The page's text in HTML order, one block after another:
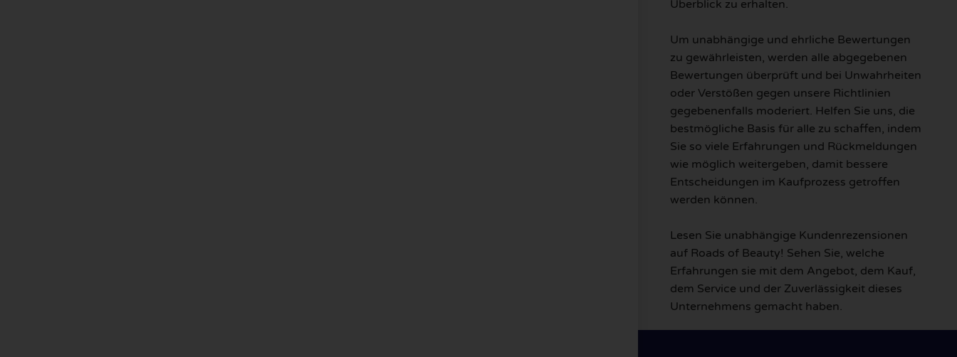
Überblick zu erhalten.
Um unabhängige und ehrliche Bewertungen
zu gewährleisten, werden alle abgegebenen
Bewertungen überprüft und bei Unwahrheiten
oder Verstößen gegen unsere Richtlinien
gegebenenfalls moderiert. Helfen Sie uns, die
bestmögliche Basis für alle zu schaffen, indem
Sie so viele Erfahrungen und Rückmeldungen
wie möglich weitergeben, damit bessere
Entscheidungen im Kaufprozess getroffen
werden können.
Lesen Sie unabhängige Kundenrezensionen
auf Roads of Beauty! Sehen Sie, welche
Erfahrungen sie mit dem Angebot, dem Kauf,
dem Service und der Zuverlässigkeit dieses
Unternehmens gemacht haben.